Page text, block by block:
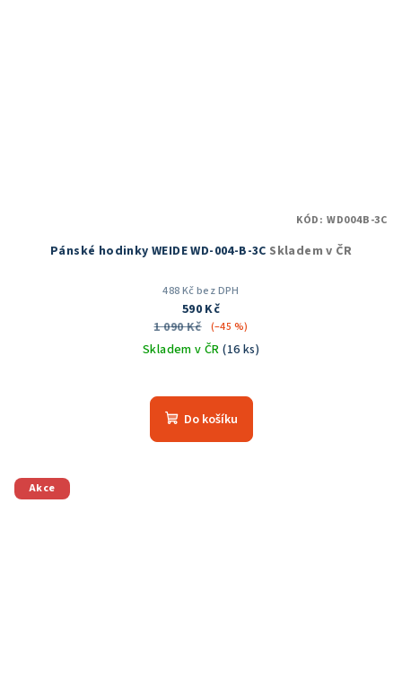
Pánské hodinky WEIDE WD-004-B-3C Skladem v ČR
488 Kč bez DPH
590 Kč
1 090 Kč
(–45 %)
Skladem v ČR(16 ks)
hodnocení
produktu
Do košíku
KÓD: WD004B-3C
Akce